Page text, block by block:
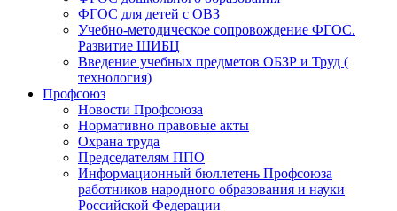
ФГОС для детей с ОВЗ
Учебно-методическое сопровождение ФГОС.
Развитие ШИБЦ
Введение учебных предметов ОБЗР и Труд (
технология)
Профсоюз
Новости Профсоюза
Нормативно правовые акты
Охрана труда
Председателям ППО
Информационный бюллетень Профсоюза
работников народного образования и науки
Российской Федерации